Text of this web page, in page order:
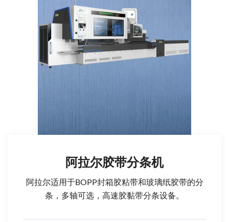
阿拉尔胶带分条机
阿拉尔适用于BOPP封箱胶粘带和玻璃纸胶带的分
条，多轴可选，高速胶黏带分条设备。